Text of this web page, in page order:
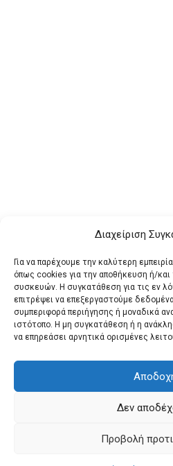
Διαχείριση
Για να παρέχουμε την καλύτερη
όπως cookies για την αποθήκευση ή/
συσκευών. Η συγκατάθεση για τις εν
επιτρέψει να επεξεργαστούμε
συμπεριφορά περιήγησης ή μοναδικά
ιστότοπο. Η μη συγκατάθεση ή η
να επηρεάσει αρνητικά ορισμένες
Δεν
Προβολή
Buy Adspace ΑΡΧΙΚΗ